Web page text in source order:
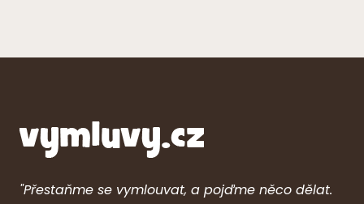
"Přestaňme se vymlouvat, a pojďme něco dělat.